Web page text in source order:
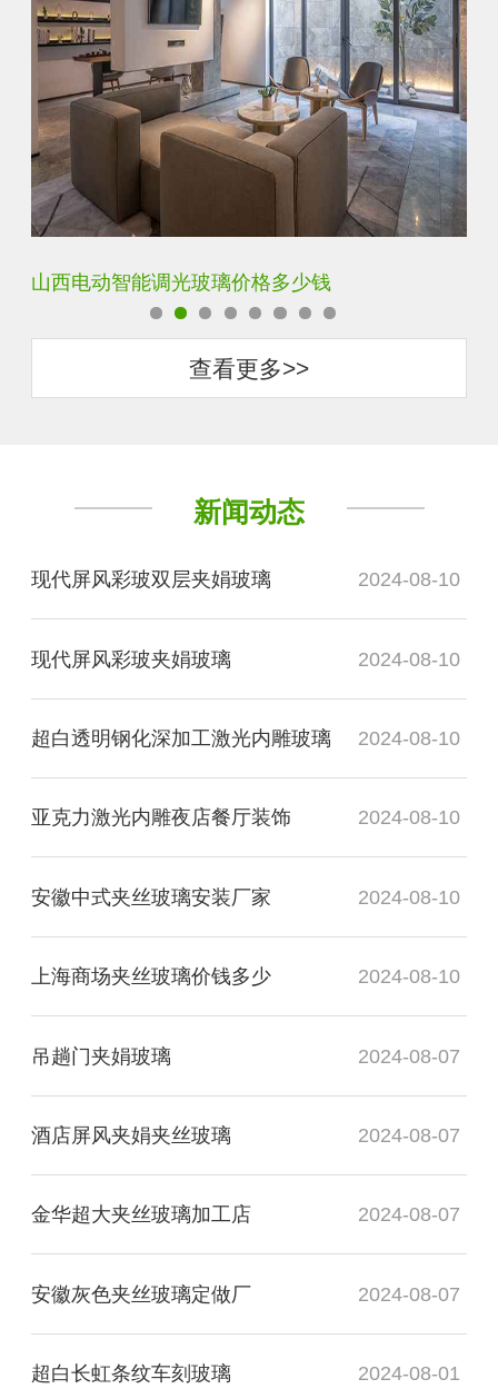
智能调光玻璃用多厚的玻璃好
查看更多>>
新闻动态
现代屏风彩玻双层夹娟玻璃 2024-08-10
现代屏风彩玻夹娟玻璃 2024-08-10
超白透明钢化深加工激光内雕玻璃 2024-08-10
亚克力激光内雕夜店餐厅装饰 2024-08-10
安徽中式夹丝玻璃安装厂家 2024-08-10
上海商场夹丝玻璃价钱多少 2024-08-10
吊趟门夹娟玻璃 2024-08-07
酒店屏风夹娟夹丝玻璃 2024-08-07
金华超大夹丝玻璃加工店 2024-08-07
安徽灰色夹丝玻璃定做厂 2024-08-07
超白长虹条纹车刻玻璃 2024-08-01